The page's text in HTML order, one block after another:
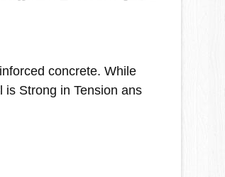
concrete. While
is Strong in Tension ans